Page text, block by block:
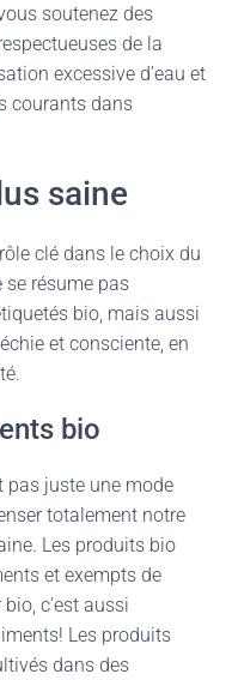
soutenez des
de la
excessive d’eau et
courants dans
saine
clé dans le choix du
résume pas
bio, mais aussi
et consciente, en
bio
pas juste une mode
totalement notre
Les produits bio
et exempts de
c’est aussi
Les produits
dans des